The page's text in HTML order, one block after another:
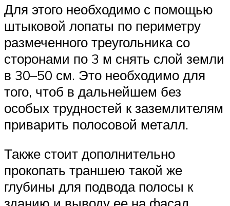
Для этого необходимо с помощью
штыковой лопаты по периметру
размеченного треугольника со
сторонами по 3 м снять слой земли
в 30–50 см. Это необходимо для
того, чтоб в дальнейшем без
особых трудностей к заземлителям
приварить полосовой металл.
Также стоит дополнительно
прокопать траншею такой же
глубины для подвода полосы к